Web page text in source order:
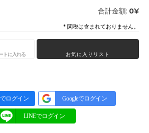
合計金額: 0¥
* 関税は含まれておりません。
トに入れる お気に入りリスト
でログイン Googleでログイン